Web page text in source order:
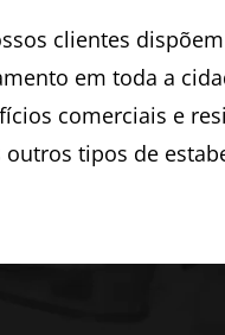
clientes
em toda a
comerciais e
tipos de